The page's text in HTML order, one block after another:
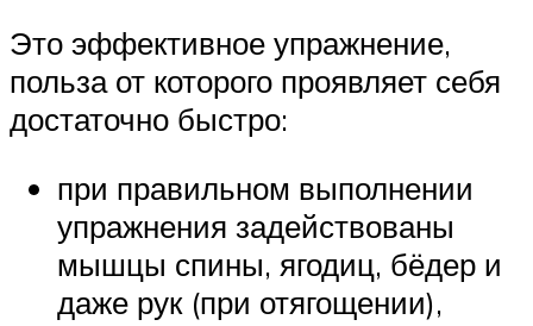
Это эффективное упражнение,
польза от которого проявляет себя
достаточно быстро:
при правильном выполнении
упражнения задействованы
мышцы спины, ягодиц, бёдер и
даже рук (при отягощении),